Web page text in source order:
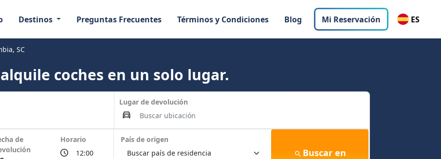
Destinos Preguntas Frecuentes Términos y Condiciones Blog Mi Reservación ES
SC
coches en un solo lugar.
Lugar de devolución
de
Horario País de origen
Buscar en